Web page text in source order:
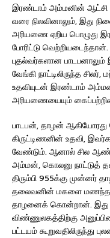
இரண்டாம் அம்மனின் ஆட்சி
வரை நிலவினாலும், இது
அரியணை ஏறிய பொழுது
போரிட்டு
புதல்வர்களான
வேங்கி நாட்டிலிருந்த
உதவியுடன் இரண்டாம்
அரியணையையும்
பாடபன், தாழன் ஆகியோரது
கிருட்டிணனின் உதவி,
வேண்டும். ஆனால் சில
அம்மன், கொலனு நாட்டுத்
திரும்பி 955க்கு முன்னர்
தலைவனின் மகளை மணந்த
தாழனைக் கொன்றான்.
விண்ணுலகத்திற்கு
பட்டயம் கூறுவதிலிருந்து